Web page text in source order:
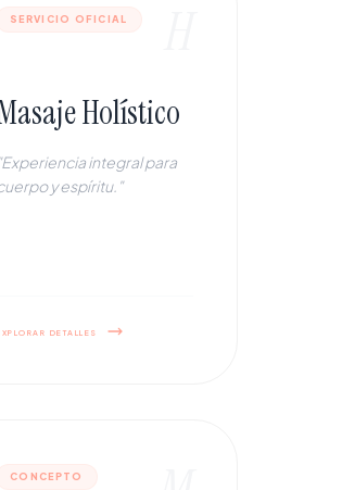
SERVICIO OFICIAL
Holístico
"Experiencia integral para
y espíritu."
detalles
CONCEPTO